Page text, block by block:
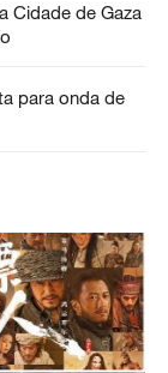
Cidade de Gaza
para onda de